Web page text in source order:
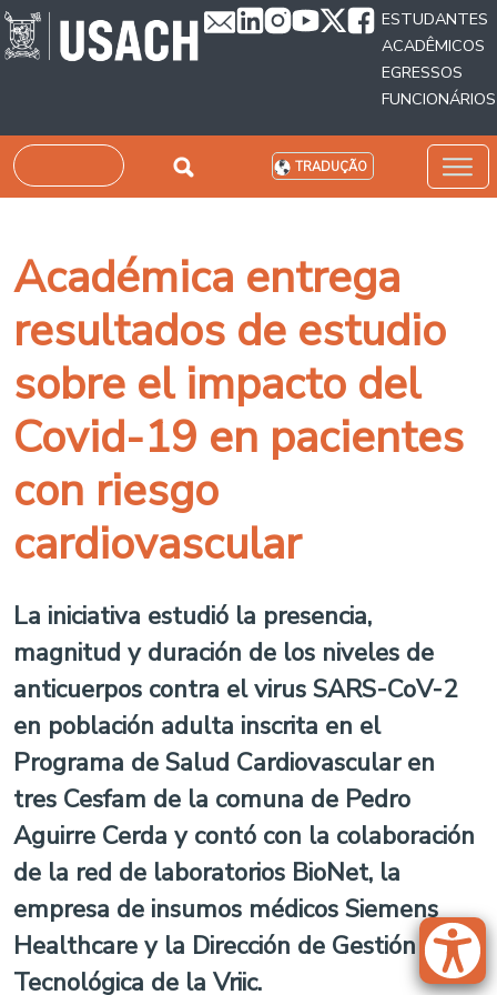
Passar para o conteúdo principal
ESTUDANTES
ACADÊMICOS
EGRESSOS
FUNCIONÁRIOS
Pesquisar TRADUÇÃO
Académica entrega
resultados de estudio
sobre el impacto del
Covid-19 en pacientes
con riesgo
cardiovascular
La iniciativa estudió la presencia,
magnitud y duración de los niveles de
anticuerpos contra el virus SARS-CoV-2
en población adulta inscrita en el
Programa de Salud Cardiovascular en
tres Cesfam de la comuna de Pedro
Aguirre Cerda y contó con la colaboración
de la red de laboratorios BioNet, la
empresa de insumos médicos Siemens
Healthcare y la Dirección de Gestión
Tecnológica de la Vriic.